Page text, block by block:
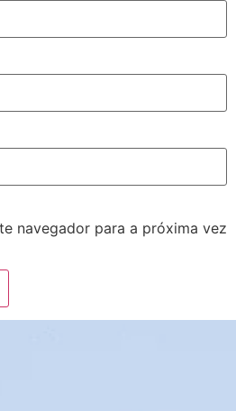
navegador para a próxima vez